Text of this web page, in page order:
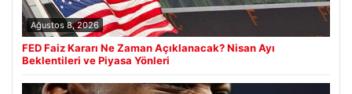
Ağustos 8, 2026
FED Faiz Kararı Ne Zaman Açıklanacak? Nisan Ayı
Beklentileri ve Piyasa Yönleri